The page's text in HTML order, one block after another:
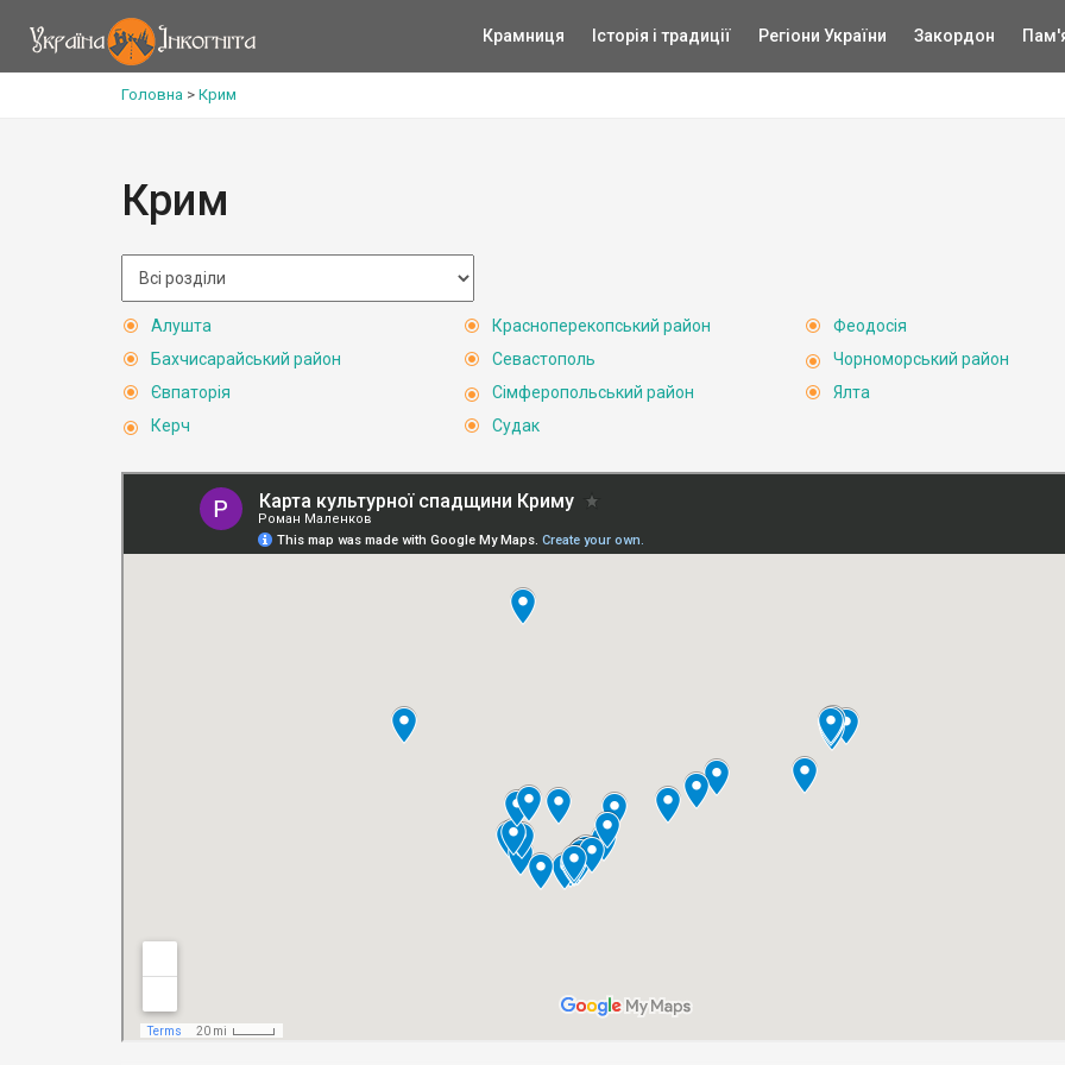
Крамниця Історія і традиції Регіони України Закордон
Головна > Крим
Крим
Алушта
Бахчисарайський район
Євпаторія
Керч
Красноперекопський район
Севастополь
Сімферопольський район
Судак
Феодосія
Чорноморський район
Ялта